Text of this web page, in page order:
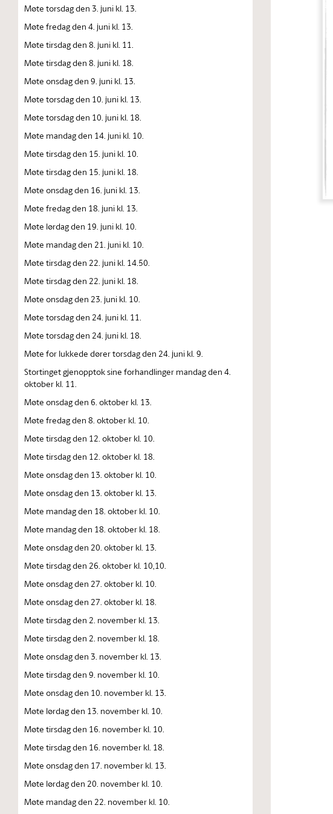
Møte torsdag den 3. juni kl. 13.
Møte fredag den 4. juni kl. 13.
Møte tirsdag den 8. juni kl. 11.
Møte tirsdag den 8. juni kl. 18.
Møte onsdag den 9. juni kl. 13.
Møte torsdag den 10. juni kl. 13.
Møte torsdag den 10. juni kl. 18.
Møte mandag den 14. juni kl. 10.
Møte tirsdag den 15. juni kl. 10.
Møte tirsdag den 15. juni kl. 18.
Møte onsdag den 16. juni kl. 13.
Møte fredag den 18. juni kl. 13.
Møte lørdag den 19. juni kl. 10.
Møte mandag den 21. juni kl. 10.
Møte tirsdag den 22. juni kl. 14.50.
Møte tirsdag den 22. juni kl. 18.
Møte onsdag den 23. juni kl. 10.
Møte torsdag den 24. juni kl. 11.
Møte torsdag den 24. juni kl. 18.
Møte for lukkede dører torsdag den 24. juni kl. 9.
Stortinget gjenopptok sine forhandlinger mandag den 4.
oktober kl. 11.
Møte onsdag den 6. oktober kl. 13.
Møte fredag den 8. oktober kl. 10.
Møte tirsdag den 12. oktober kl. 10.
Møte tirsdag den 12. oktober kl. 18.
Møte onsdag den 13. oktober kl. 10.
Møte onsdag den 13. oktober kl. 13.
Møte mandag den 18. oktober kl. 10.
Møte mandag den 18. oktober kl. 18.
Møte onsdag den 20. oktober kl. 13.
Møte tirsdag den 26. oktober kl. 10,10.
Møte onsdag den 27. oktober kl. 10.
Møte onsdag den 27. oktober kl. 18.
Møte tirsdag den 2. november kl. 13.
Møte tirsdag den 2. november kl. 18.
Møte onsdag den 3. november kl. 13.
Møte tirsdag den 9. november kl. 10.
Møte onsdag den 10. november kl. 13.
Møte lørdag den 13. november kl. 10.
Møte tirsdag den 16. november kl. 10.
Møte tirsdag den 16. november kl. 18.
Møte onsdag den 17. november kl. 13.
Møte lørdag den 20. november kl. 10.
Møte mandag den 22. november kl. 10.